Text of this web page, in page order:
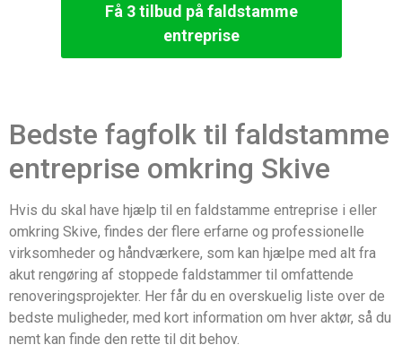
Få 3 tilbud på faldstamme
entreprise
Bedste fagfolk til faldstamme
entreprise omkring Skive
Hvis du skal have hjælp til en faldstamme entreprise i eller
omkring Skive, findes der flere erfarne og professionelle
virksomheder og håndværkere, som kan hjælpe med alt fra
akut rengøring af stoppede faldstammer til omfattende
renoveringsprojekter. Her får du en overskuelig liste over de
bedste muligheder, med kort information om hver aktør, så du
nemt kan finde den rette til dit behov.